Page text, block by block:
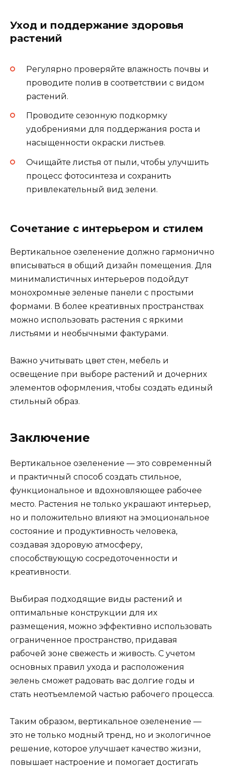
Уход и поддержание здоровья
растений
Регулярно проверяйте влажность почвы и
проводите полив в соответствии с видом
растений.
Проводите сезонную подкормку
удобрениями для поддержания роста и
насыщенности окраски листьев.
Очищайте листья от пыли, чтобы улучшить
процесс фотосинтеза и сохранить
привлекательный вид зелени.
Сочетание с интерьером и стилем
Вертикальное озеленение должно гармонично
вписываться в общий дизайн помещения. Для
минималистичных интерьеров подойдут
монохромные зеленые панели с простыми
формами. В более креативных пространствах
можно использовать растения с яркими
листьями и необычными фактурами.
Важно учитывать цвет стен, мебель и
освещение при выборе растений и дочерних
элементов оформления, чтобы создать единый
стильный образ.
Заключение
Вертикальное озеленение — это современный
и практичный способ создать стильное,
функциональное и вдохновляющее рабочее
место. Растения не только украшают интерьер,
но и положительно влияют на эмоциональное
состояние и продуктивность человека,
создавая здоровую атмосферу,
способствующую сосредоточенности и
креативности.
Выбирая подходящие виды растений и
оптимальные конструкции для их
размещения, можно эффективно использовать
ограниченное пространство, придавая
рабочей зоне свежесть и живость. С учетом
основных правил ухода и расположения
зелень сможет радовать вас долгие годы и
стать неотъемлемой частью рабочего процесса.
Таким образом, вертикальное озеленение —
это не только модный тренд, но и экологичное
решение, которое улучшает качество жизни,
повышает настроение и помогает достигать